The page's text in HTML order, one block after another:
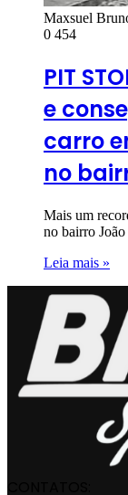
Maxsuel
0 454
PIT
e
carro
no
Mais um
no bairro
Leia mais »